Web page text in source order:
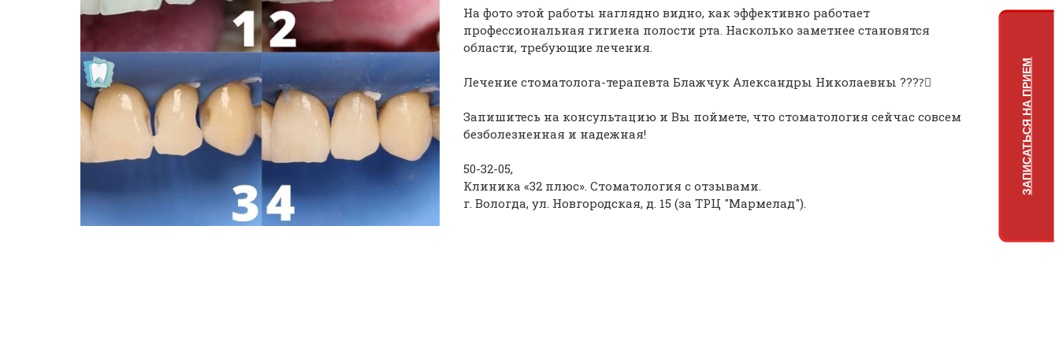
На фото этой работы наглядно видно, как эффективно работает
профессиональная гигиена полости рта. Насколько заметнее становятся
области, требующие лечения.
Лечение стоматолога-терапевта Блажчук Александры Николаевны ????‍⚕
Запишитесь на консультацию и Вы поймете, что стоматология сейчас совсем
безболезненная и надежная!
50-32-05,
Клиника «32 плюс». Стоматология с отзывами.
г. Вологда, ул. Новгородская, д. 15 (за ТРЦ "Мармелад").
ЗАПИСАТЬСЯ НА ПРИЕМ